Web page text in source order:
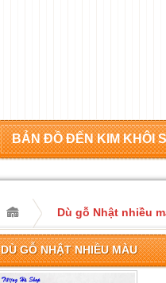
BẢN ĐỒ ĐẾN KIM KHÔI
Dù gỗ Nhật nhiều
DÙ GỖ NHẬT NHIỀU MÀU